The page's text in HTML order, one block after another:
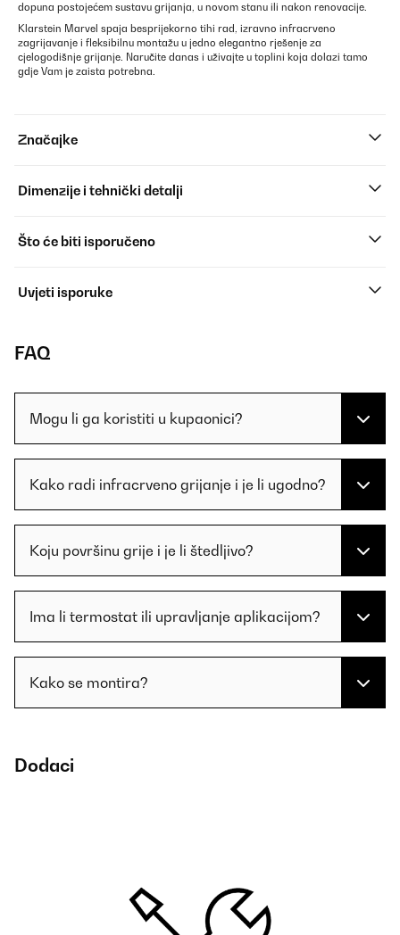
dopuna postojećem sustavu grijanja, u novom stanu ili nakon renovacije.
Klarstein Marvel spaja besprijekorno tihi rad, izravno infracrveno
zagrijavanje i fleksibilnu montažu u jedno elegantno rješenje za
cjelogodišnje grijanje. Naručite danas i uživajte u toplini koja dolazi tamo
gdje Vam je zaista potrebna.
Značajke
Dimenzije i tehnički detalji
Što će biti isporučeno
Uvjeti isporuke
FAQ
Mogu li ga koristiti u kupaonici?
Kako radi infracrveno grijanje i je li ugodno?
Koju površinu grije i je li štedljivo?
Ima li termostat ili upravljanje aplikacijom?
Kako se montira?
Dodaci